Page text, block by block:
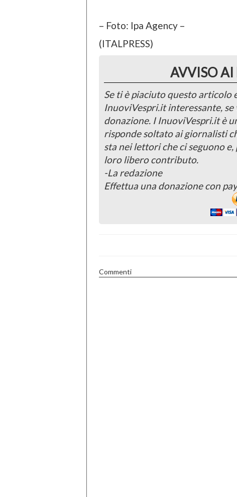
– Foto: Ipa Agency –
(ITALPRESS)
AVVISO AI
Se ti è piaciuto questo
InuoviVespri.it interessante,
donazione. I InuoviVespri.it è
risponde soltato ai giornalisti
sta nei lettori che ci seguono
loro libero contributo.
-La redazione
Effettua una donazione con
Commenti